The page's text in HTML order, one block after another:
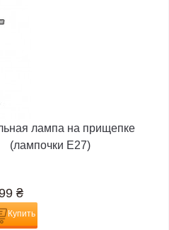
лампа на прищепке
(лампочки E27)
₴
Купить